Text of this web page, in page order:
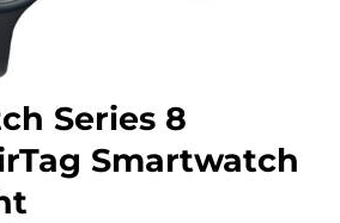
Series 8
Smartwatch